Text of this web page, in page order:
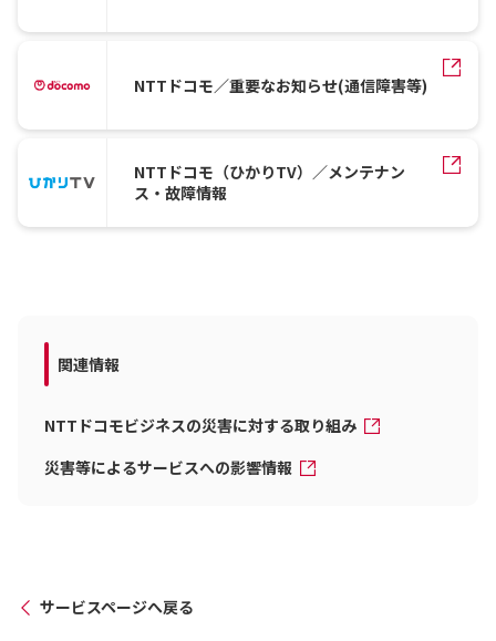
NTTドコモ／重要なお知らせ(通信障害等)
NTTドコモ（ひかりTV）／メンテナン
ス・故障情報
関連情報
NTTドコモビジネスの災害に対する取り組み
災害等によるサービスへの影響情報
サービスページへ戻る